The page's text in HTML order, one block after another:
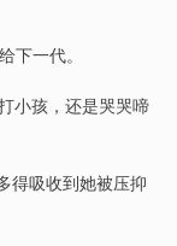
下一代。
小孩，还是哭哭啼
得吸收到她被压抑